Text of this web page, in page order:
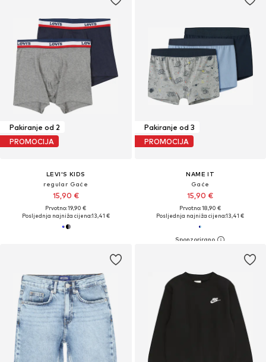
Pakiranje od 2
PROMOCIJA
LEVI'S KIDS
regular Gaće
15,90 €
Prvotno: 19,90 €
Posljednja najniža cijena:13,41 €
Pakiranje od 3
PROMOCIJA
NAME IT
Gaće
15,90 €
Prvotno: 18,90 €
Posljednja najniža cijena:13,41 €